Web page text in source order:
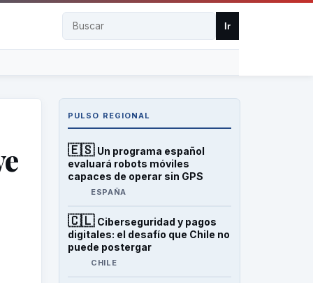
Buscar Ir
PULSO REGIONAL
🇪🇸 Un programa español
evaluará robots móviles
capaces de operar sin GPS
ESPAÑA
🇨🇱 Ciberseguridad y pagos
digitales: el desafío que Chile no
puede postergar
CHILE